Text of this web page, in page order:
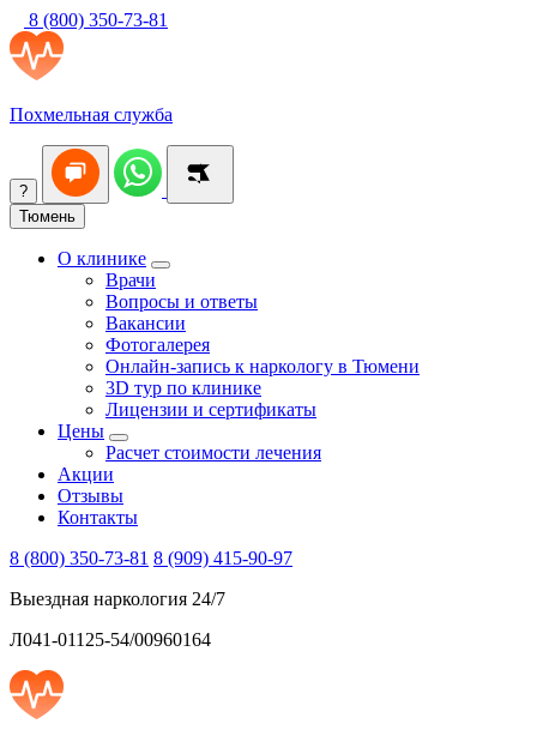
8 (800) 350-73-81
Похмельная служба
?
Тюмень
О клинике
Врачи
Вопросы и ответы
Вакансии
Фотогалерея
Онлайн-запись к наркологу в Тюмени
3D тур по клинике
Лицензии и сертификаты
Цены
Расчет стоимости лечения
Акции
Отзывы
Контакты
8 (800) 350-73-81 8 (909) 415-90-97
Выездная наркология 24/7
Л041-01125-54/00960164